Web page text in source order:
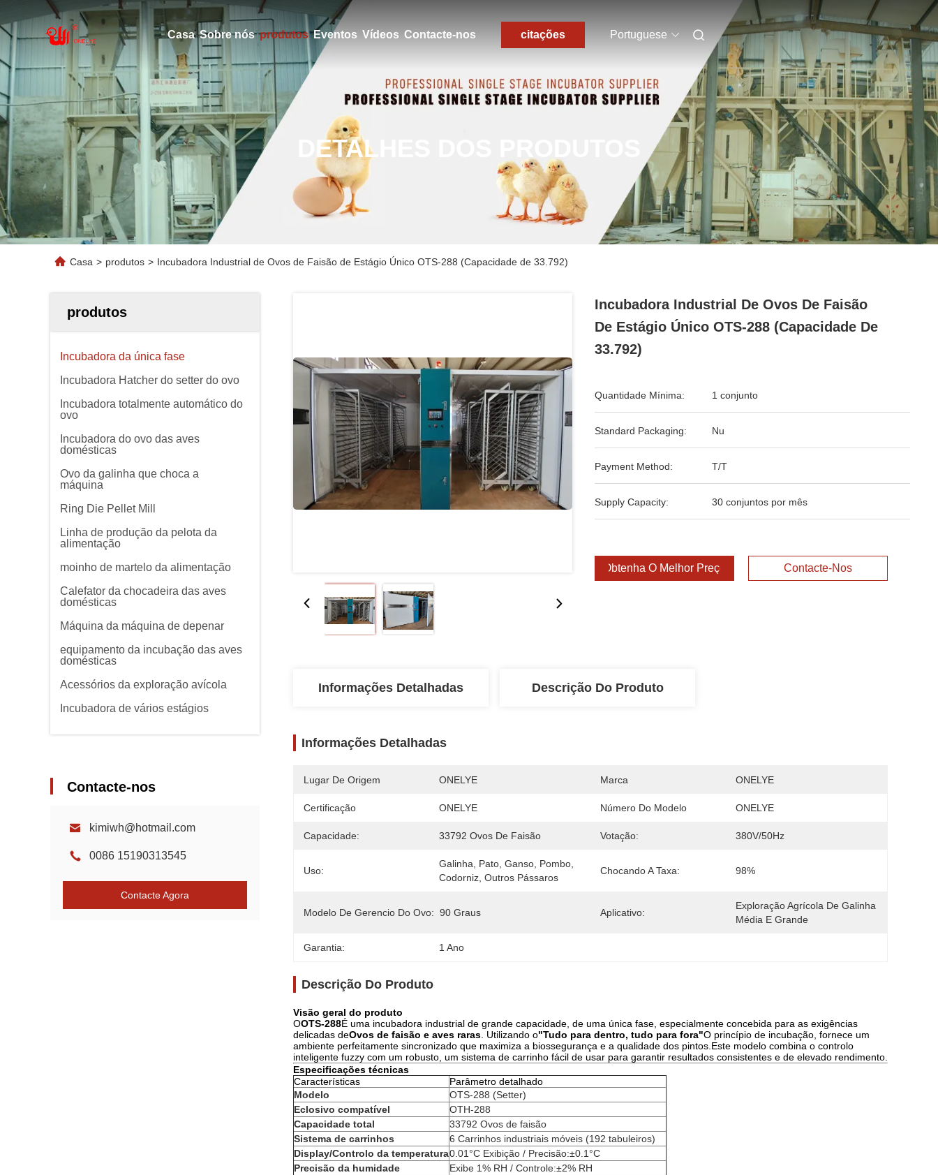
Casa Sobre nós produtos Eventos Vídeos Contacte-nos citações Portuguese
DETALHES DOS PRODUTOS
Casa > produtos > Incubadora Industrial de Ovos de Faisão de Estágio Único OTS-288 (Capacidade de 33.792)
produtos
Incubadora da única fase
Incubadora Hatcher do setter do ovo
Incubadora totalmente automático do
ovo
Incubadora do ovo das aves
domésticas
Ovo da galinha que choca a
máquina
Ring Die Pellet Mill
Linha de produção da pelota da
alimentação
moinho de martelo da alimentação
Calefator da chocadeira das aves
domésticas
Máquina da máquina de depenar
equipamento da incubação das aves
domésticas
Acessórios da exploração avícola
Incubadora de vários estágios
Contacte-nos
kimiwh@hotmail.com
0086 15190313545
Contacte Agora
Incubadora Industrial De Ovos De Faisão
De Estágio Único OTS-288 (Capacidade De
33.792)
Quantidade Mínima: 1 conjunto
Standard Packaging: Nu
Payment Method: T/T
Supply Capacity: 30 conjuntos por mês
Obtenha O Melhor Preço Contacte-Nos
Informações Detalhadas Descrição Do Produto
Informações Detalhadas
Lugar De Origem ONELYE Marca ONELYE
Certificação ONELYE Número Do Modelo ONELYE
Capacidade: 33792 Ovos De Faisão Votação: 380V/50Hz
Uso:
Galinha, Pato, Ganso, Pombo,
Codorniz, Outros Pássaros
Chocando A Taxa: 98%
Modelo De Gerencio Do Ovo: 90 Graus Aplicativo:
Exploração Agrícola De Galinha
Média E Grande
Garantia: 1 Ano
Descrição Do Produto
Visão geral do produto
OOTS-288É uma incubadora industrial de grande capacidade, de uma única fase, especialmente concebida para as exigências
delicadas deOvos de faisão e aves raras . Utilizando o"Tudo para dentro, tudo para fora"O princípio de incubação, fornece um
ambiente perfeitamente sincronizado que maximiza a biossegurança e a qualidade dos pintos.Este modelo combina o controlo
inteligente fuzzy com um robusto, um sistema de carrinho fácil de usar para garantir resultados consistentes e de elevado rendimento.
Especificações técnicas
Características
Parâmetro detalhado
Modelo
OTS-288 (Setter)
Eclosivo compatível
OTH-288
Capacidade total
33792 Ovos de faisão
Sistema de carrinhos
6 Carrinhos industriais móveis (192 tabuleiros)
Display/Controlo da temperatura0.01°C Exibição / Precisão:±0.1°C
Precisão da humidade
Exibe 1% RH / Controle:±2% RH